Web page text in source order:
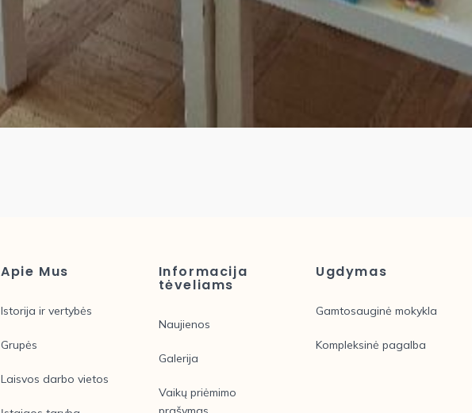
Apie Mus
Istorija ir vertybės
Grupės
Laisvos darbo vietos
Informacija
tėveliams
Naujienos
Galerija
Vaikų priėmimo
Ugdymas
Gamtosauginė mokykla
Kompleksinė pagalba